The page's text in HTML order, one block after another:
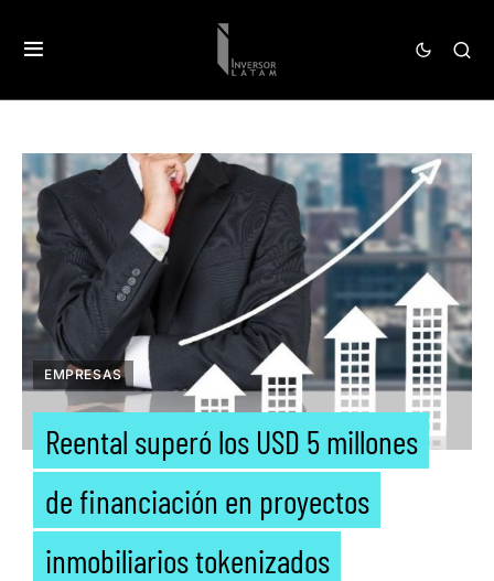
EMPRESAS
Reental superó los USD 5 millones
de financiación en proyectos
inmobiliarios tokenizados